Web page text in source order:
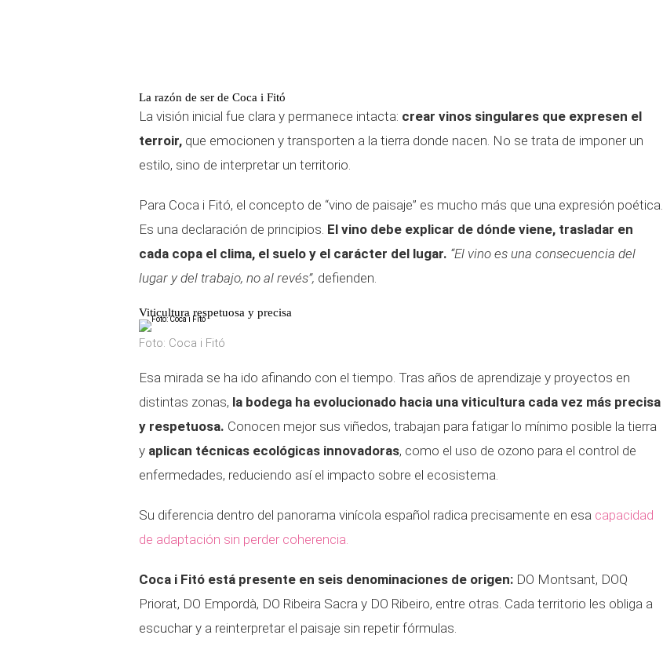
La razón de ser de Coca i Fitó
La visión inicial fue clara y permanece intacta: crear vinos singulares que expresen el
terroir, que emocionen y transporten a la tierra donde nacen. No se trata de imponer un
estilo, sino de interpretar un territorio.
Para Coca i Fitó, el concepto de “vino de paisaje” es mucho más que una expresión poética.
Es una declaración de principios. El vino debe explicar de dónde viene, trasladar en
cada copa el clima, el suelo y el carácter del lugar. “El vino es una consecuencia del
lugar y del trabajo, no al revés”, defienden.
Viticultura respetuosa y precisa
Foto: Coca i Fitó
Esa mirada se ha ido afinando con el tiempo. Tras años de aprendizaje y proyectos en
distintas zonas, la bodega ha evolucionado hacia una viticultura cada vez más precisa
y respetuosa. Conocen mejor sus viñedos, trabajan para fatigar lo mínimo posible la tierra
y aplican técnicas ecológicas innovadoras, como el uso de ozono para el control de
enfermedades, reduciendo así el impacto sobre el ecosistema.
Su diferencia dentro del panorama vinícola español radica precisamente en esa capacidad
de adaptación sin perder coherencia.
Coca i Fitó está presente en seis denominaciones de origen: DO Montsant, DOQ
Priorat, DO Empordà, DO Ribeira Sacra y DO Ribeiro, entre otras. Cada territorio les obliga a
escuchar y a reinterpretar el paisaje sin repetir fórmulas.